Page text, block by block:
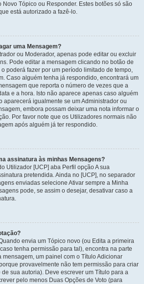
Novo Tópico ou Responder. Estes botões só são
está autorizado a fazê-lo.
uma Mensagem?
ou Moderador, apenas pode editar ou excluir
Pode editar a mensagem clicando no botão de
poderá fazer por um período limitado de tempo,
Caso alguém tenha já respondido, encontrará um
que reporta o número de vezes que a
e a hora. Isto não aparece apenas caso alguém
aparecerá igualmente se um Administrador ou
embora possam deixar uma nota informar o
Por favor note que os Utilizadores normais não
após alguém já ter respondido.
assinatura às minhas Mensagens?
Utilizador [UCP] aba Perfil opção A sua
pretendida. Ainda no [UCP], no separador
enviadas selecione Ativar sempre a Minha
pode, se assim o desejar, desativar caso a
envia um Tópico novo (ou Edita a primeira
tenha permissão para tal), encontra na parte
um painel com o Título Adicionar
provavelmente não tem permissão para criar
sua autoria). Deve escrever um Título para a
pelo menos Duas Opções de Voto (para